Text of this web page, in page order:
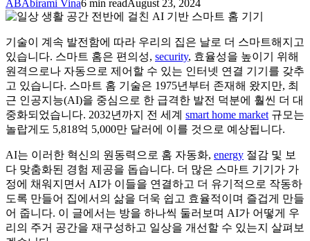
ABAbirami Vina6 min readAugust 23, 2024
기술이 계속 발전함에 따라 우리의 집은 날로 더 스마트해지고
있습니다. 스마트 홈은 편의성, security, 효율성을 높이기 위해
원격으로나 자동으로 제어할 수 있는 인터넷 연결 기기를 갖추
고 있습니다. 스마트 홈 기술은 1975년부터 존재해 왔지만, 최
근 인공지능(AI)을 중심으로 한 급격한 발전 덕분에 훨씬 더 대
중화되었습니다. 2032년까지 전 세계 smart home market 규모는
놀랍게도 5,818억 5,000만 달러에 이를 것으로 예상됩니다.
AI는 이러한 혁신의 원동력으로 홈 자동화, energy 절감 및 보
다 맞춤화된 경험 제공을 돕습니다. 더 많은 스마트 기기가 가
정에 채워지면서 AI가 이들을 연결하고 더 유기적으로 작동하
도록 만들어 집에서의 삶을 더욱 쉽고 효율적이며 즐겁게 만들
어 줍니다. 이 글에서는 방을 하나씩 둘러보며 AI가 어떻게 우
리의 주거 공간을 재구성하고 일상을 개선할 수 있는지 살펴보